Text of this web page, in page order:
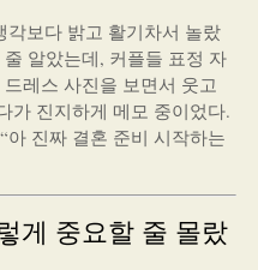
보다 밝고 활기차서 놀랐
알았는데, 커플들 표정 자
레스 사진을 보면서 웃고
가 진지하게 메모 중이었다.
아 진짜 결혼 준비 시작하는
게 중요할 줄 몰랐